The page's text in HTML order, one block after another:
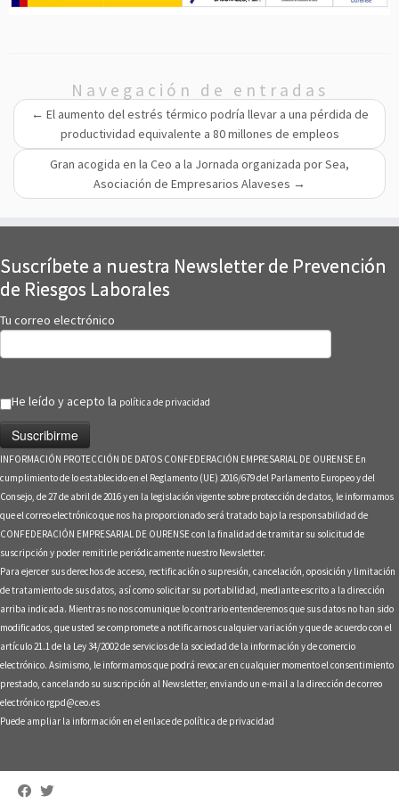
Navegación de entradas
← El aumento del estrés térmico podría llevar a una pérdida de
productividad equivalente a 80 millones de empleos
Gran acogida en la Ceo a la Jornada organizada por Sea,
Asociación de Empresarios Alaveses →
Suscríbete a nuestra Newsletter de Prevención
de Riesgos Laborales
Tu correo electrónico
He leído y acepto la política de privacidad
INFORMACIÓN PROTECCIÓN DE DATOS CONFEDERACIÓN EMPRESARIAL DE OURENSE En
cumplimiento de lo establecido en el Reglamento (UE) 2016/679 del Parlamento Europeo y del
Consejo, de 27 de abril de 2016 y en la legislación vigente sobre protección de datos, le informamos
que el correo electrónico que nos ha proporcionado será tratado bajo la responsabilidad de
CONFEDERACIÓN EMPRESARIAL DE OURENSE con la finalidad de tramitar su solicitud de
suscripción y poder remitirle periódicamente nuestro Newsletter.
Para ejercer sus derechos de acceso, rectificación o supresión, cancelación, oposición y limitación
de tratamiento de sus datos, así como solicitar su portabilidad, mediante escrito a la dirección
arriba indicada. Mientras no nos comunique lo contrario entenderemos que sus datos no han sido
modificados, que usted se compromete a notificarnos cualquier variación y que de acuerdo con el
artículo 21.1 de la Ley 34/2002 de servicios de la sociedad de la información y de comercio
electrónico. Asimismo, le informamos que podrá revocar en cualquier momento el consentimiento
prestado, cancelando su suscripción al Newsletter, enviando un e-mail a la dirección de correo
electrónico rgpd@ceo.es
Puede ampliar la información en el enlace de política de privacidad